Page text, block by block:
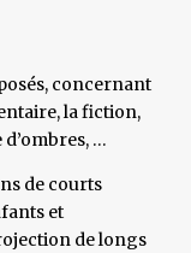
concernant
la fiction,
…
de courts
et
de longs